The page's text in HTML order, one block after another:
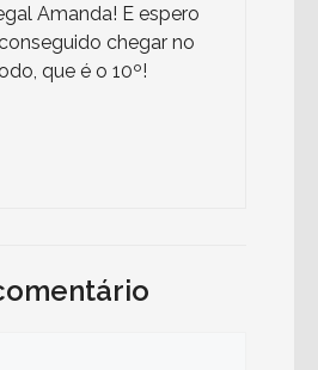
Amanda! E espero
chegar no
que é o 10º!